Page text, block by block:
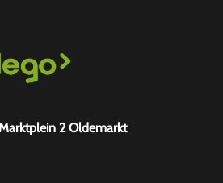
2 Oldemarkt